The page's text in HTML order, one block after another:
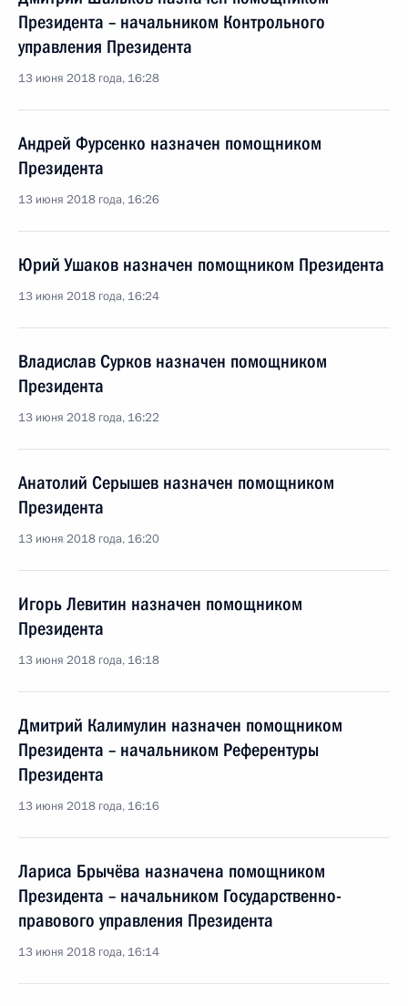
Президента – начальником Контрольного
управления Президента
13 июня 2018 года, 16:28
Андрей Фурсенко назначен помощником
Президента
13 июня 2018 года, 16:26
Юрий Ушаков назначен помощником Президента
13 июня 2018 года, 16:24
Владислав Сурков назначен помощником
Президента
13 июня 2018 года, 16:22
Анатолий Серышев назначен помощником
Президента
13 июня 2018 года, 16:20
Игорь Левитин назначен помощником
Президента
13 июня 2018 года, 16:18
Дмитрий Калимулин назначен помощником
Президента – начальником Референтуры
Президента
13 июня 2018 года, 16:16
Лариса Брычёва назначена помощником
Президента – начальником Государственно-
правового управления Президента
13 июня 2018 года, 16:14